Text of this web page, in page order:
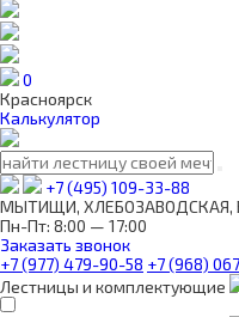
0
Красноярск
Калькулятор
+7 (495) 109-33-88
МЫТИЩИ, ХЛЕБОЗАВОДСКАЯ,
Пн-Пт: 8:00 — 17:00
Заказать звонок
+7 (977) 479-90-58 +7 (968)
Лестницы и комплектующие